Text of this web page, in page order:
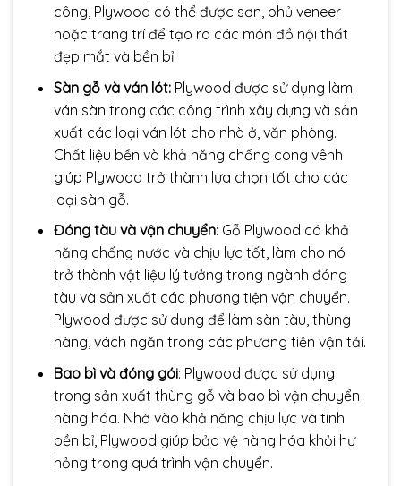
công, Plywood có thể được sơn, phủ veneer
hoặc trang trí để tạo ra các món đồ nội thất
đẹp mắt và bền bỉ.
Sàn gỗ và ván lót:Plywood được sử dụng làm
ván sàn trong các công trình xây dựng và sản
xuất các loại ván lót cho nhà ở, văn phòng.
Chất liệu bền và khả năng chống cong vênh
giúp Plywood trở thành lựa chọn tốt cho các
loại sàn gỗ.
Đóng tàu và vận chuyển: Gỗ Plywood có khả
năng chống nước và chịu lực tốt, làm cho nó
trở thành vật liệu lý tưởng trong ngành đóng
tàu và sản xuất các phương tiện vận chuyển.
Plywood được sử dụng để làm sàn tàu, thùng
hàng, vách ngăn trong các phương tiện vận tải.
Bao bì và đóng gói: Plywood được sử dụng
trong sản xuất thùng gỗ và bao bì vận chuyển
hàng hóa. Nhờ vào khả năng chịu lực và tính
bền bỉ, Plywood giúp bảo vệ hàng hóa khỏi hư
hỏng trong quá trình vận chuyển.